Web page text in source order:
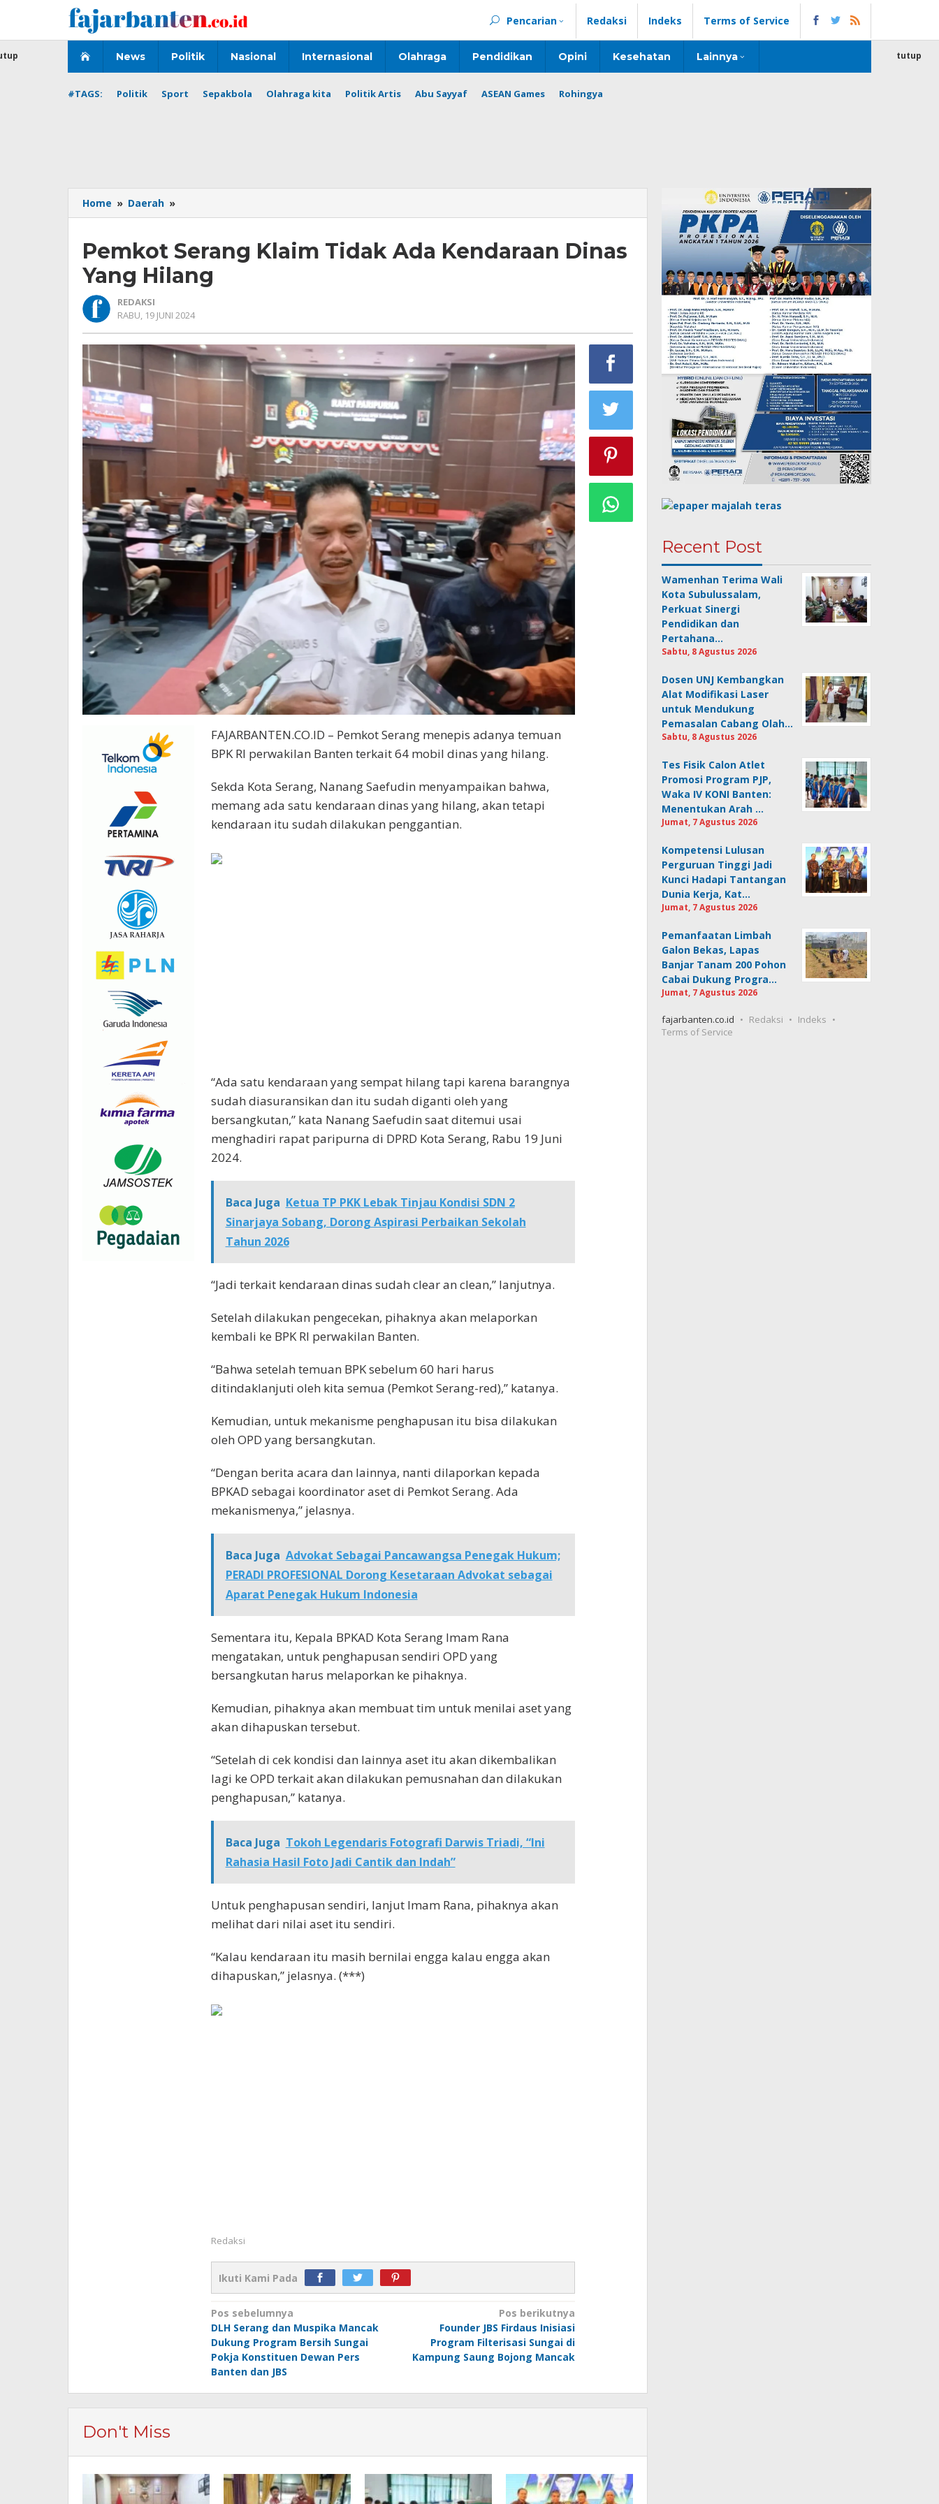
Pencarian Redaksi Indeks Terms of Service
News Politik Nasional Internasional Olahraga Pendidikan Opini Kesehatan Lainnya
#TAGS: Politik Sport Sepakbola Olahraga kita Politik Artis Abu Sayyaf ASEAN Games Rohingya
tutup
Home » Daerah »
Serang
Tidak
Ada
Kendaraan
Dinas
Hilang
Pemkot Serang Klaim Tidak Ada Kendaraan Dinas
Yang Hilang
REDAKSI
RABU, 19 JUNI 2024
FAJARBANTEN.CO.ID – Pemkot Serang menepis adanya temuan
BPK RI perwakilan Banten terkait 64 mobil dinas yang hilang.
Sekda Kota Serang, Nanang Saefudin menyampaikan bahwa,
memang ada satu kendaraan dinas yang hilang, akan tetapi
kendaraan itu sudah dilakukan penggantian.
“Ada satu kendaraan yang sempat hilang tapi karena barangnya
sudah diasuransikan dan itu sudah diganti oleh yang
bersangkutan,” kata Nanang Saefudin saat ditemui usai
menghadiri rapat paripurna di DPRD Kota Serang, Rabu 19 Juni
2024.
Baca Juga Ketua TP PKK Lebak Tinjau Kondisi SDN 2
Sinarjaya Sobang, Dorong Aspirasi Perbaikan Sekolah
Tahun 2026
“Jadi terkait kendaraan dinas sudah clear an clean,” lanjutnya.
Setelah dilakukan pengecekan, pihaknya akan melaporkan
kembali ke BPK RI perwakilan Banten.
“Bahwa setelah temuan BPK sebelum 60 hari harus
ditindaklanjuti oleh kita semua (Pemkot Serang-red),” katanya.
Kemudian, untuk mekanisme penghapusan itu bisa dilakukan
oleh OPD yang bersangkutan.
“Dengan berita acara dan lainnya, nanti dilaporkan kepada
BPKAD sebagai koordinator aset di Pemkot Serang. Ada
mekanismenya,” jelasnya.
Baca Juga Advokat Sebagai Pancawangsa Penegak Hukum;
PERADI PROFESIONAL Dorong Kesetaraan Advokat sebagai
Aparat Penegak Hukum Indonesia
Sementara itu, Kepala BPKAD Kota Serang Imam Rana
mengatakan, untuk penghapusan sendiri OPD yang
bersangkutan harus melaporkan ke pihaknya.
Kemudian, pihaknya akan membuat tim untuk menilai aset yang
akan dihapuskan tersebut.
“Setelah di cek kondisi dan lainnya aset itu akan dikembalikan
lagi ke OPD terkait akan dilakukan pemusnahan dan dilakukan
penghapusan,” katanya.
Baca Juga Tokoh Legendaris Fotografi Darwis Triadi, “Ini
Rahasia Hasil Foto Jadi Cantik dan Indah”
Untuk penghapusan sendiri, lanjut Imam Rana, pihaknya akan
melihat dari nilai aset itu sendiri.
“Kalau kendaraan itu masih bernilai engga kalau engga akan
dihapuskan,” jelasnya. (***)
Redaksi
Ikuti Kami Pada
Navigasi
pos
Pos sebelumnya
DLH Serang dan Muspika Mancak
Dukung Program Bersih Sungai
Pokja Konstituen Dewan Pers
Banten dan JBS
Pos berikutnya
Founder JBS Firdaus Inisiasi
Program Filterisasi Sungai di
Kampung Saung Bojong Mancak
Don't Miss
Recent Post
Wamenhan Terima Wali
Kota Subulussalam,
Perkuat Sinergi
Pendidikan dan
Pertahana…
Sabtu, 8 Agustus 2026
Dosen UNJ Kembangkan
Alat Modifikasi Laser
untuk Mendukung
Pemasalan Cabang Olah…
Sabtu, 8 Agustus 2026
Tes Fisik Calon Atlet
Promosi Program PJP,
Waka IV KONI Banten:
Menentukan Arah …
Jumat, 7 Agustus 2026
Kompetensi Lulusan
Perguruan Tinggi Jadi
Kunci Hadapi Tantangan
Dunia Kerja, Kat…
Jumat, 7 Agustus 2026
Pemanfaatan Limbah
Galon Bekas, Lapas
Banjar Tanam 200 Pohon
Cabai Dukung Progra…
Jumat, 7 Agustus 2026
fajarbanten.co.id Redaksi
Indeks
Terms of Service